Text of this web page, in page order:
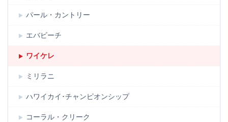
パール・カントリー
エバビーチ
ワイケレ
ミリラニ
ハワイカイ･チャンピオンシップ
コーラル・クリーク